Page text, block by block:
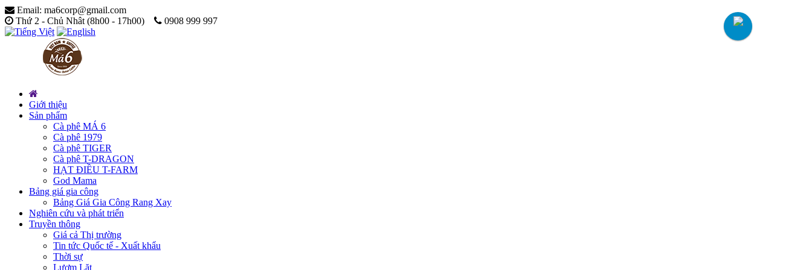
Email: ma6corp@gmail.com
Thứ 2 - Chủ Nhât (8h00 - 17h00)
0908 999 997
Giới thiệu
Sản phẩm
Cà phê MÁ 6
Cà phê 1979
Cà phê TIGER
Cà phê T-DRAGON
HẠT ĐIỀU T-FARM
God Mama
Bảng giá gia công
Bảng Giá Gia Công Rang Xay
Nghiên cứu và phát triển
Truyền thông
Giá cả Thị trường
Tin tức Quốc tế - Xuất khẩu
Thời sự
Lượm Lặt